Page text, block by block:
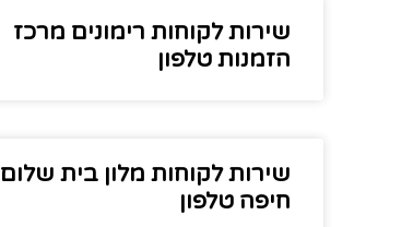
שירות לקוחות רימונים מרכז
הזמנות טלפון
שירות לקוחות מלון בית שלום
חיפה טלפון